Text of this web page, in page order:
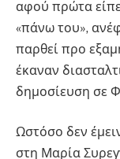
αφού πρώτα
«πάνω του»,
παρθεί προ
έκαναν
δημοσίευση σε
Ωστόσο δεν
στη Μαρία